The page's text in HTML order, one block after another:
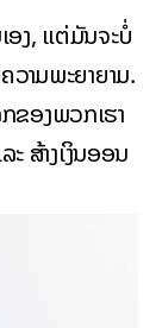
ງ, ແຕ່ມັນຈະບໍ່
າມພະຍາຍາມ.
ຂອງພວກເຮົາ
ສ້າງເງິນອອນ